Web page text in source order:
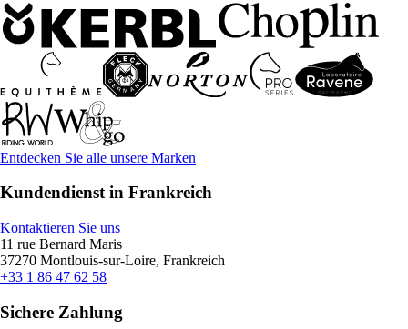
Entdecken Sie alle unsere Marken
Kundendienst in Frankreich
Kontaktieren Sie uns
11 rue Bernard Maris
37270 Montlouis-sur-Loire, Frankreich
+33 1 86 47 62 58
Sichere Zahlung